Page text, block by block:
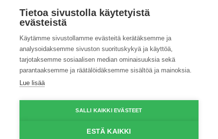
Tilaa
Twitter FacebookYouTubeInstagramLinkedIn
© 2026 ProAgria. Kaikki oikeudet pidätetään.
Tietoa sivustolla käytetyistä
evästeistä
Käytämme sivustollamme evästeitä kerätäksemme ja
analysoidaksemme sivuston suorituskykyä ja käyttöä,
tarjotaksemme sosiaalisen median ominaisuuksia sekä
parantaaksemme ja räätälöidäksemme sisältöä ja mainoksia.
Lue lisää
SALLI KAIKKI EVÄSTEET
ESTÄ KAIKKI